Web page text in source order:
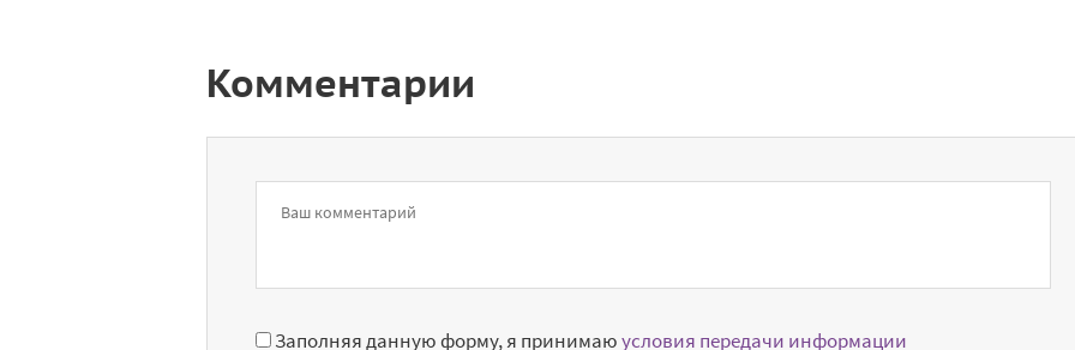
Комментарии
Заполняя данную форму, я принимаюусловия передачи информации